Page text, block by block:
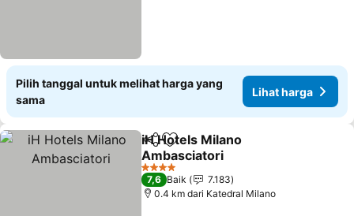
Pilih tanggal untuk melihat harga yang
sama
Lihat harga
BagikanTambahkan ke favorit
iH Hotels Milano
Ambasciatori
Lihat harga
4 Bintang
7,6 Baik
7.183
0.4 km dari Katedral Milano